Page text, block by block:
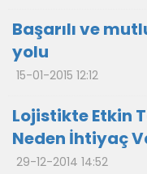
Başarılı ve
yolu
15-01-2015 12:12
Lojistikte Etkin
Neden İhtiyaç
29-12-2014 14:52